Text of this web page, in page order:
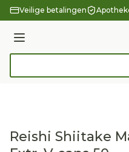
Ga naar de inhoud
Veilige betalingen
Menu
Reishi Shiitake